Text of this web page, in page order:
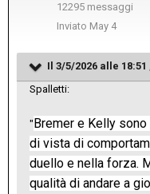
12295 messaggi
Inviato May 4
Il 3/5/2026 alle 18:51
Spalletti:
"Bremer e Kelly
di vista di
duello e nella forza.
qualità di andare a